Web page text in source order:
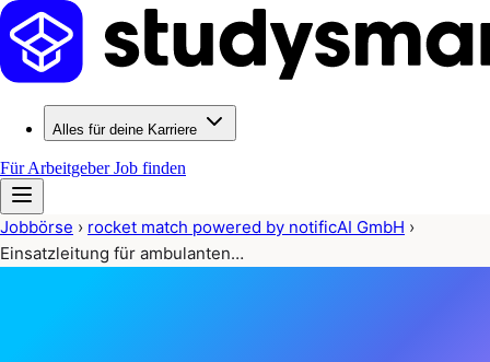
Alles für deine Karriere
Für ArbeitgeberJob finden
Jobbörse › rocket match powered by notificAI GmbH ›
Einsatzleitung für ambulanten…